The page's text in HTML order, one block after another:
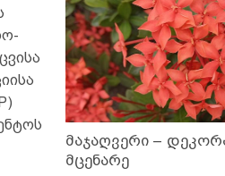
მაჯაღვერი –
მცენარე